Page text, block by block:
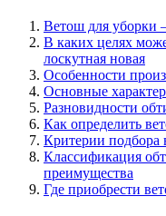
Ветош для уборки
В каких целях
лоскутная новая
Особенности
Основные
Разновидности
Как определить
Критерии подбора
Классификация
преимущества
Где приобрести